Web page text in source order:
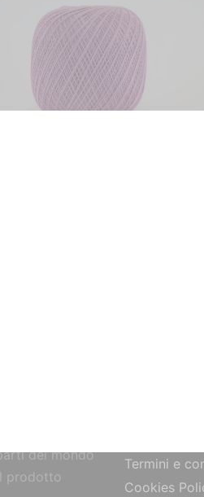
che
curando
reperita
del mondo
prodotto
Termini e
Cookies